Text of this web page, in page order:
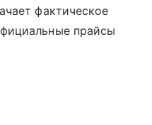
фактическое
прайсы